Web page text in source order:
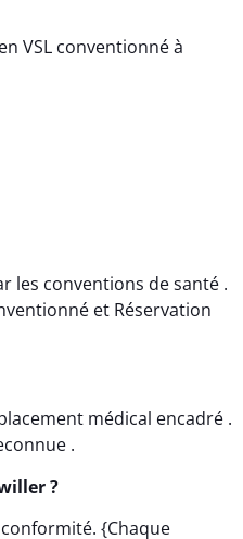
VSL conventionné à
les conventions de santé .
et Réservation
médical encadré .
.
?
conformité. {Chaque